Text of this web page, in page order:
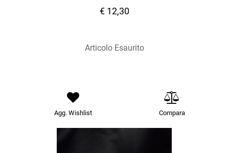
€ 12,30
Articolo Esaurito
Agg. Wishlist Compara